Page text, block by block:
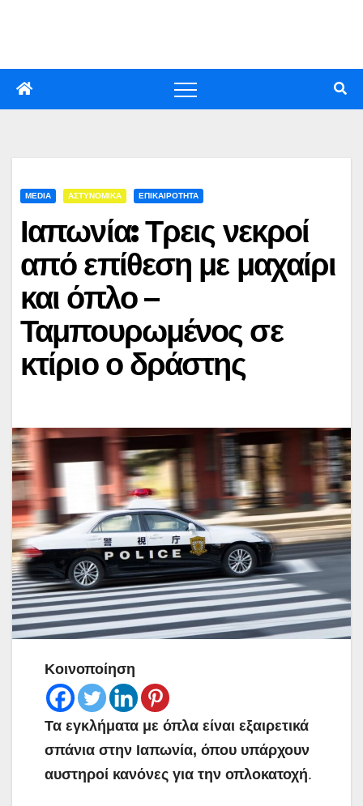
MEDIA ΑΣΤΥΝΟΜΙΚΑ ΕΠΙΚΑΙΡΟΤΗΤΑ
Ιαπωνία: Τρεις νεκροί
από επίθεση με μαχαίρι
και όπλο –
Ταμπουρωμένος σε
κτίριο ο δράστης
Κοινοποίηση
Τα εγκλήματα με όπλα είναι εξαιρετικά
σπάνια στην Ιαπωνία, όπου υπάρχουν
αυστηροί κανόνες για την οπλοκατοχή.